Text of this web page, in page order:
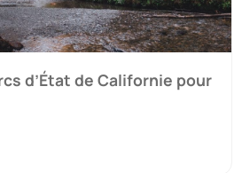
d’État de Californie pour